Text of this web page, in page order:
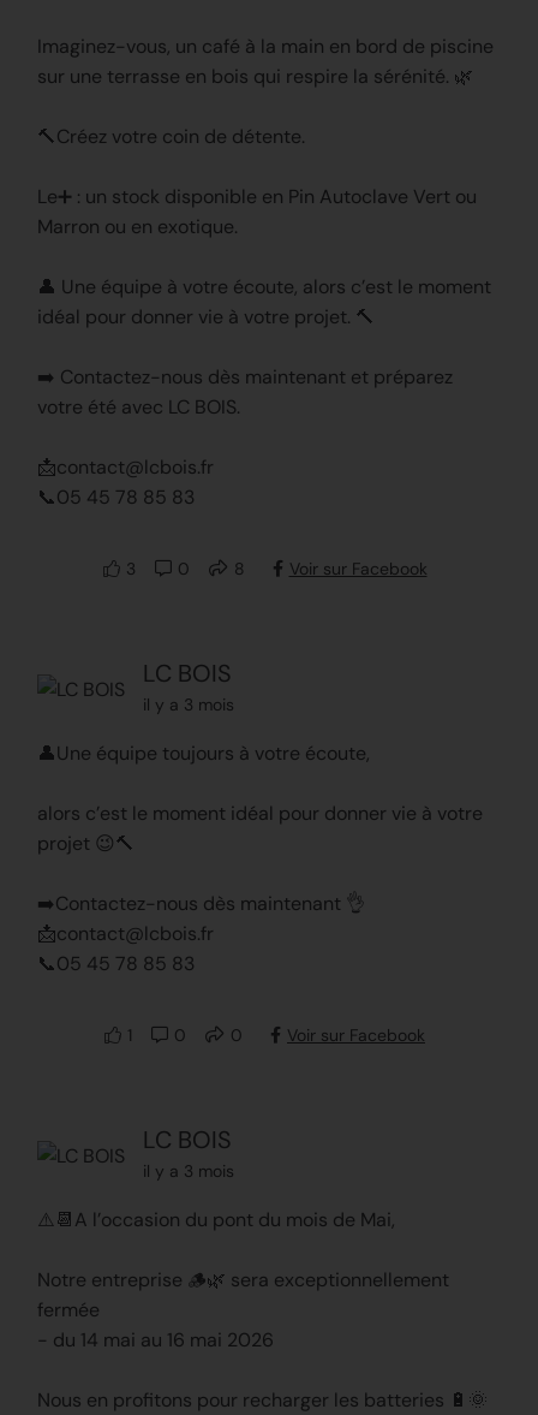
Imaginez-vous, un café à la main en bord de piscine
sur une terrasse en bois qui respire la sérénité. 🌿
🔨Créez votre coin de détente.
Le➕ : un stock disponible en Pin Autoclave Vert ou
Marron ou en exotique.
👤 Une équipe à votre écoute, alors c’est le moment
idéal pour donner vie à votre projet. 🔨
➡️ Contactez-nous dès maintenant et préparez
votre été avec LC BOIS.
📩contact@lcbois.fr
📞05 45 78 85 83
3 0 8 Voir sur Facebook
LC BOIS
il y a 3 mois
👤Une équipe toujours à votre écoute,
alors c’est le moment idéal pour donner vie à votre
projet 😉🔨
➡️Contactez-nous dès maintenant 👌
📩contact@lcbois.fr
📞05 45 78 85 83
1 0 0 Voir sur Facebook
LC BOIS
il y a 3 mois
⚠️📆A l’occasion du pont du mois de Mai,
Notre entreprise 🪵🌿 sera exceptionnellement
fermée
- du 14 mai au 16 mai 2026
Nous en profitons pour recharger les batteries 🔋🌞